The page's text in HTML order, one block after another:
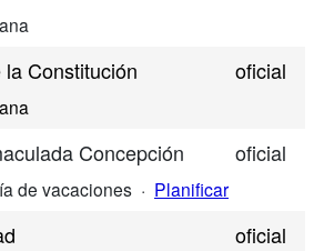
la Constitución oficial
Concepción oficial
de vacaciones · Planificar
oficial